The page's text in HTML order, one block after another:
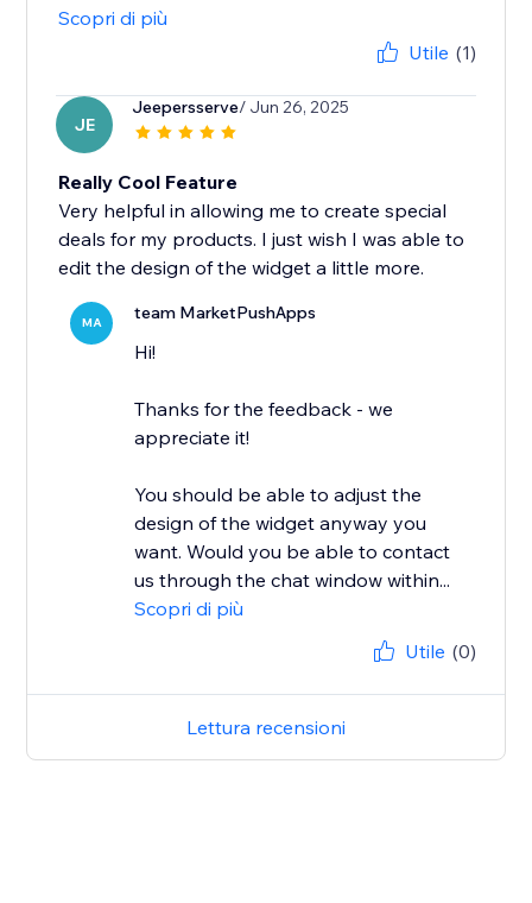
Scopri di più
Utile (1)
JE
Jeepersserve/ Jun 26, 2025
Really Cool Feature
Very helpful in allowing me to create special
deals for my products. I just wish I was able to
edit the design of the widget a little more.
MA team MarketPushApps
Hi!
Thanks for the feedback - we
appreciate it!
You should be able to adjust the
design of the widget anyway you
want. Would you be able to contact
us through the chat window within...
Scopri di più
Utile (0)
Lettura recensioni